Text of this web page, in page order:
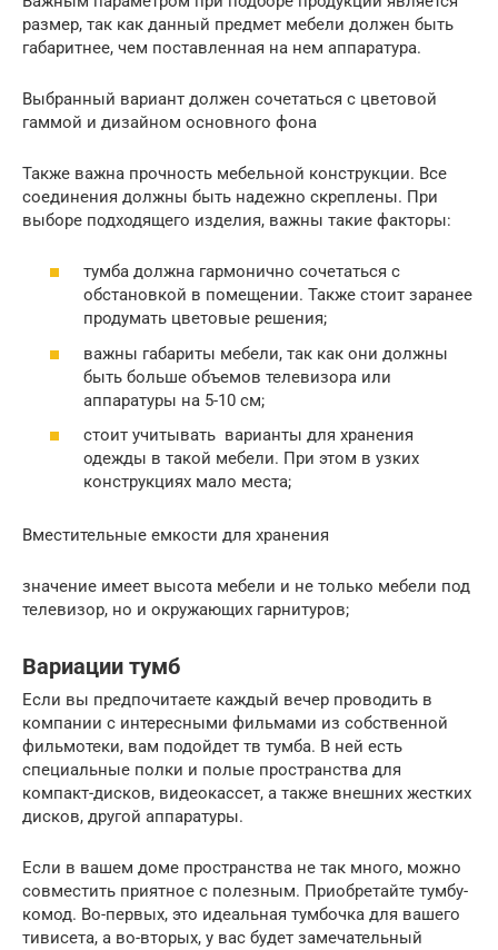
размер, так как данный предмет мебели должен быть
габаритнее, чем поставленная на нем аппаратура.
Выбранный вариант должен сочетаться с цветовой
гаммой и дизайном основного фона
Также важна прочность мебельной конструкции. Все
соединения должны быть надежно скреплены. При
выборе подходящего изделия, важны такие факторы:
тумба должна гармонично сочетаться с
обстановкой в помещении. Также стоит заранее
продумать цветовые решения;
важны габариты мебели, так как они должны
быть больше объемов телевизора или
аппаратуры на 5-10 см;
стоит учитывать варианты для хранения
одежды в такой мебели. При этом в узких
конструкциях мало места;
Вместительные емкости для хранения
значение имеет высота мебели и не только мебели под
телевизор, но и окружающих гарнитуров;
Вариации тумб
Если вы предпочитаете каждый вечер проводить в
компании с интересными фильмами из собственной
фильмотеки, вам подойдет тв тумба. В ней есть
специальные полки и полые пространства для
компакт-дисков, видеокассет, а также внешних жестких
дисков, другой аппаратуры.
Если в вашем доме пространства не так много, можно
совместить приятное с полезным. Приобретайте тумбу-
комод. Во-первых, это идеальная тумбочка для вашего
тивисета, а во-вторых, у вас будет замечательный